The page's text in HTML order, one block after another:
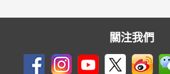
關注我們